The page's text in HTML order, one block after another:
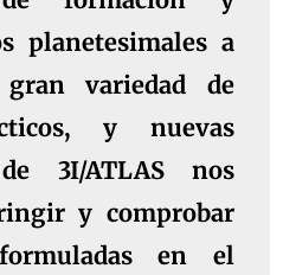
planetesimales a
variedad de
y nuevas
3I/ATLAS nos
y comprobar
en el